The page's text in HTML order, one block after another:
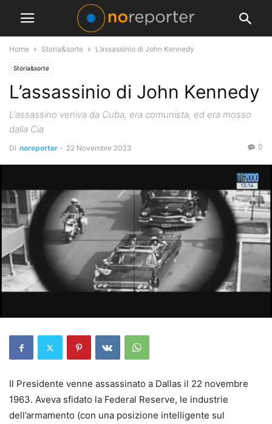
Home Storia&sorte L’assassinio di John Kennedy
Storia&sorte
L’assassinio di John Kennedy
L'assassino veniva da Cuba, era comunista, ed era mosso
dalla Cia
Di noreporter - 22 Novembre 2023 0
Il Presidente venne assassinato a Dallas il 22 novembre
1963. Aveva sfidato la Federal Reserve, le industrie
dell’armamento (con una posizione intelligente sul